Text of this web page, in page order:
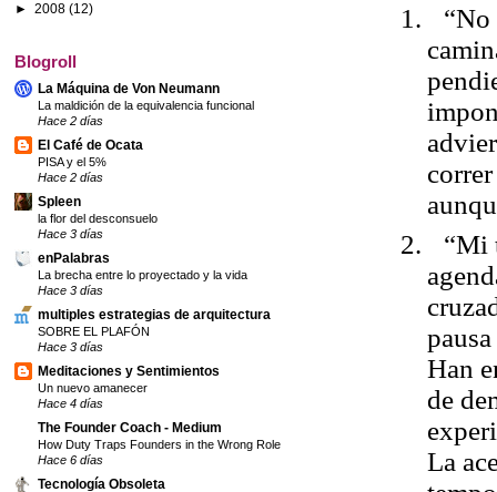
1.
“No
2.
“Mi
Han
de
La
► 2008 (12)
Blogroll
La Máquina de Von Neumann
La maldición de la equivalencia funcional
Hace 2 días
El Café de Ocata
PISA y el 5%
Hace 2 días
Spleen
la flor del desconsuelo
Hace 3 días
enPalabras
La brecha entre lo proyectado y la vida
Hace 3 días
multiples estrategias de arquitectura
SOBRE EL PLAFÓN
Hace 3 días
Meditaciones y Sentimientos
Un nuevo amanecer
Hace 4 días
The Founder Coach - Medium
How Duty Traps Founders in the Wrong Role
Hace 6 días
Tecnología Obsoleta